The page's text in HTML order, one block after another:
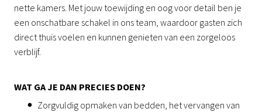
nette kamers. Met jouw toewijding en oog voor detail ben je
een onschatbare schakel in ons team, waardoor gasten zich
direct thuis voelen en kunnen genieten van een zorgeloos
verblijf.
WAT GA JE DAN PRECIES DOEN?
Zorgvuldig opmaken van bedden, het vervangen van